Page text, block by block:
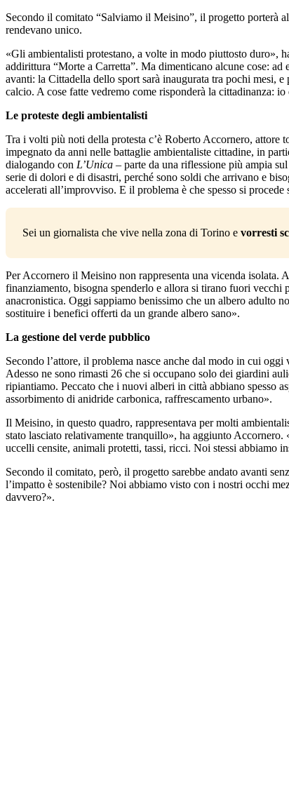
Secondo il comitato “Salviamo il Meisino”, il progetto porterà
rendevano unico.
«Gli ambientalisti protestano, a volte in modo piuttosto duro»,
addirittura “Morte a Carretta”. Ma dimenticano alcune cose:
avanti: la Cittadella dello sport sarà inaugurata tra pochi mesi,
calcio. A cose fatte vedremo come risponderà la cittadinanza: io
Le proteste degli ambientalisti
Tra i volti più noti della protesta c’è Roberto Accornero, attore
impegnato da anni nelle battaglie ambientaliste cittadine, in
dialogando con L’Unica – parte da una riflessione più ampia
serie di dolori e di disastri, perché sono soldi che arrivano e
accelerati all’improvviso. E il problema è che spesso si
Sei un giornalista che vive nella zona di Torino e vorresti
Per Accornero il Meisino non rappresenta una vicenda isolata.
finanziamento, bisogna spenderlo e allora si tirano fuori vecchi
anacronistica. Oggi sappiamo benissimo che un albero adulto
sostituire i benefici offerti da un grande albero sano».
La gestione del verde pubblico
Secondo l’attore, il problema nasce anche dal modo in cui
Adesso ne sono rimasti 26 che si occupano solo dei giardini
ripiantiamo. Peccato che i nuovi alberi in città abbiano spesso
assorbimento di anidride carbonica, raffrescamento urbano».
Il Meisino, in questo quadro, rappresentava per molti
stato lasciato relativamente tranquillo», ha aggiunto
uccelli censite, animali protetti, tassi, ricci. Noi stessi abbiamo
Secondo il comitato, però, il progetto sarebbe andato avanti
l’impatto è sostenibile? Noi abbiamo visto con i nostri occhi
davvero?».